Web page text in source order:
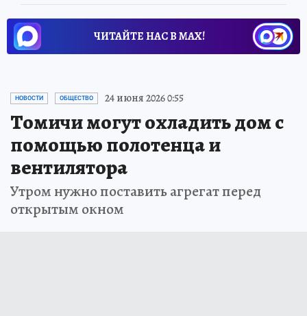
ЧИТАЙТЕ НАС В МАХ!
НОВОСТИ ОБЩЕСТВО 24 июня 2026 0:55
Томичи могут охладить дом с
помощью полотенца и
вентилятора
Утром нужно поставить агрегат перед
открытым окном